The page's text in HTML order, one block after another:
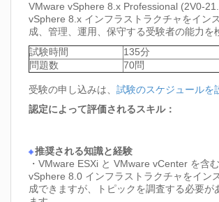
VMware vSphere 8.x Professional (2V0-
vSphere 8.x インフラストラクチャをイン
成、管理、運用、保守する受験者の能力を
試験時間
135分
問題数
70問
受験の申し込みは、 試験のスケジュールを
認定によって評価されるスキル：
推奨される知識と経験
・VMware ESXi と VMware vCenter を含
vSphere 8.0 インフラストラクチャをイン
成できますが、トピックを調査する必要が